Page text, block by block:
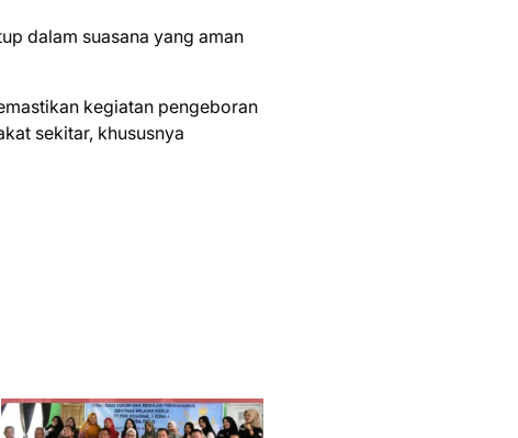
dalam suasana yang aman
kegiatan pengeboran
sekitar, khususnya